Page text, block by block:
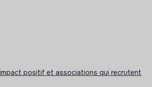
positif et associations qui recrutent